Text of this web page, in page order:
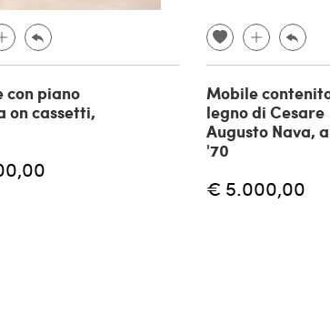
con piano
on cassetti,
Mobile
legno di Cesare
Augusto Nava,
'70
€ 5.000,00